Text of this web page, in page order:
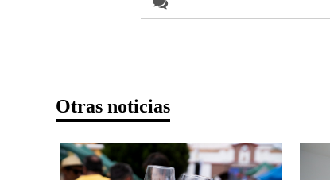
Otras noticias